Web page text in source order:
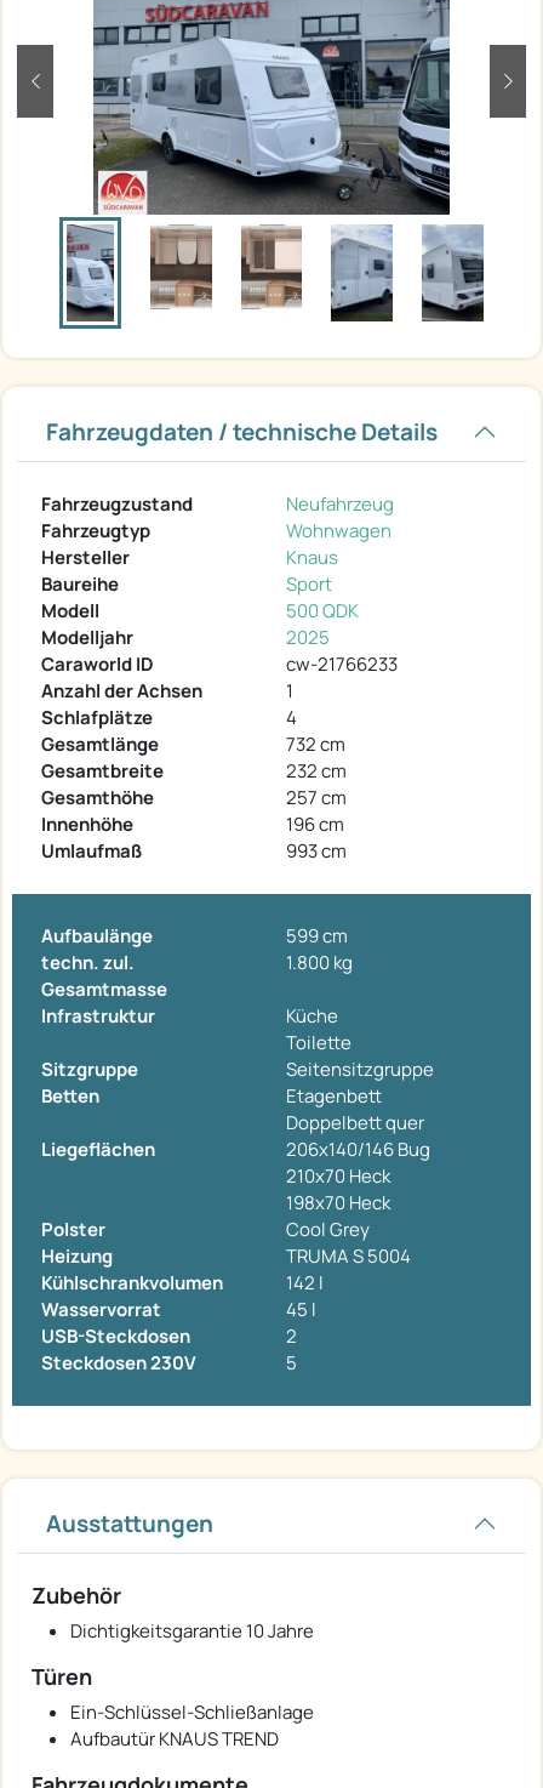
zurück
Fahrzeugdaten / technische Details
Fahrzeugzustand
Neufahrzeug
Fahrzeugtyp
Wohnwagen
Hersteller
Knaus
Baureihe
Sport
Modell
500 QDK
Modelljahr
2025
Caraworld ID
cw-21766233
Anzahl der Achsen
1
Schlafplätze
4
Gesamtlänge
732 cm
Gesamtbreite
232 cm
Gesamthöhe
257 cm
Innenhöhe
196 cm
Umlaufmaß
993 cm
Aufbaulänge
599 cm
techn. zul.
Gesamtmasse
1.800 kg
Infrastruktur
Küche
Toilette
Sitzgruppe
Seitensitzgruppe
Betten
Etagenbett
Doppelbett quer
Liegeflächen
206x140/146 Bug
210x70 Heck
198x70 Heck
Polster
Cool Grey
Heizung
TRUMA S 5004
Kühlschrankvolumen
142 l
Wasservorrat
45 l
USB-Steckdosen
2
Steckdosen 230V
5
Ausstattungen
Zubehör
Dichtigkeitsgarantie 10 Jahre
Türen
Ein-Schlüssel-Schließanlage
Aufbautür KNAUS TREND